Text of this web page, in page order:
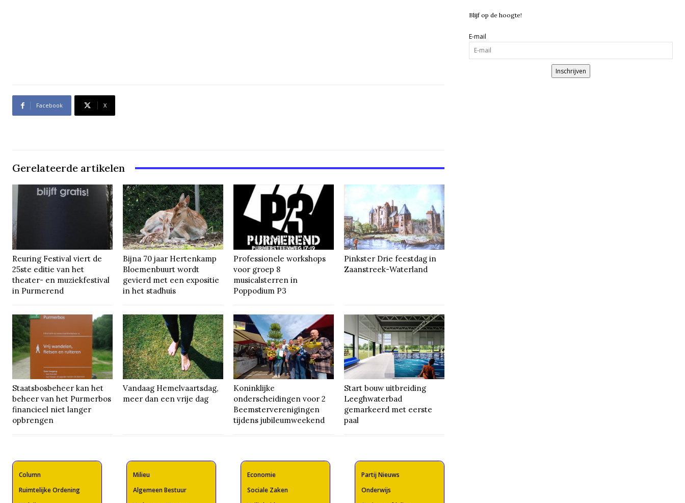
Facebook X
Gerelateerde artikelen
Reuring Festival viert de
25ste editie van het
theater- en muziekfestival
in Purmerend
Bijna 70 jaar Hertenkamp
Bloemenbuurt wordt
gevierd met een expositie
in het stadhuis
Professionele workshops
voor groep 8
musicalsterren in
Poppodium P3
Pinkster Drie feestdag in
Zaanstreek-Waterland
Staatsbosbeheer kan het
beheer van het Purmerbos
financieel niet langer
opbrengen
Vandaag Hemelvaartsdag,
meer dan een vrije dag
Koninklijke
onderscheidingen voor 2
Beemsterverenigingen
tijdens jubileumweekend
Start bouw uitbreiding
Leeghwaterbad
gemarkeerd met eerste
paal
Column
Ruimtelijke Ordening
Milieu
Algemeen Bestuur
Economie
Sociale Zaken
Partij Nieuws
Onderwijs
Blijf op de hoogte!
E-mail
Inschrijven